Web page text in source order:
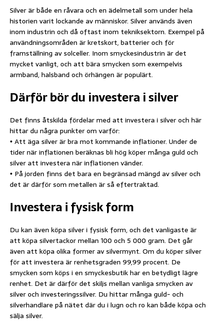
Silver är både en råvara och en ädelmetall som under hela
historien varit lockande av människor. Silver används även
inom industrin och då oftast inom tekniksektorn. Exempel på
användningsområden är kretskort, batterier och för
framställning av solceller. Inom smyckesindustrin är det
mycket vanligt, och att bära smycken som exempelvis
armband, halsband och örhängen är populärt.
Därför bör du investera i silver
Det finns åtskilda fördelar med att investera i silver och här
hittar du några punkter om varför:
• Att äga silver är bra mot kommande inflationer. Under de
tider när inflationen beräknas bli hög köper många guld och
silver att investera när inflationen vänder.
• På jorden finns det bara en begränsad mängd av silver och
det är därför som metallen är så eftertraktad.
Investera i fysisk form
Du kan även köpa silver i fysisk form, och det vanligaste är
att köpa silvertackor mellan 100 och 5 000 gram. Det går
även att köpa olika former av silvermynt. Om du köper silver
för att investera är renhetsgraden 99,99 procent. De
smycken som köps i en smyckesbutik har en betydligt lägre
renhet. Det är därför det skiljs mellan vanliga smycken av
silver och investeringssilver. Du hittar många guld- och
silverhandlare på nätet där du i lugn och ro kan både köpa och
sälja silver.